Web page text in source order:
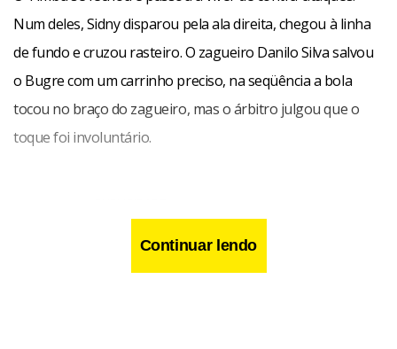
Num deles, Sidny disparou pela ala direita, chegou à linha
de fundo e cruzou rasteiro. O zagueiro Danilo Silva salvou
o Bugre com um carrinho preciso, na seqüência a bola
tocou no braço do zagueiro, mas o árbitro julgou que o
toque foi involuntário.
Continuar lendo